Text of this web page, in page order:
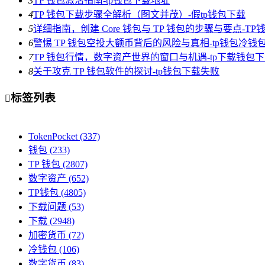
4TP 钱包下载步骤全解析（图文并茂）-假tp钱包下载
5详细指南，创建 Core 钱包与 TP 钱包的步骤与要点-TP
6警惕 TP 钱包空投大额币背后的风险与真相-tp钱包冷钱
7TP 钱包行情，数字资产世界的窗口与机遇-tp下载钱包
8关于攻克 TP 钱包软件的探讨-tp钱包下载失败
标签列表
TokenPocket (337)
钱包 (233)
TP 钱包 (2807)
数字资产 (652)
TP钱包 (4805)
下载问题 (53)
下载 (2948)
加密货币 (72)
冷钱包 (106)